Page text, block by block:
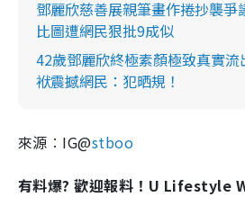
鄧麗欣慈善展親筆畫作捲抄襲爭
比圖遭網民狠批9成似
42歲鄧麗欣終極素顏極致真實
袱震撼網民：犯晒規！
來源︰IG@stboo
有料爆? 歡迎報料！U Lifestyle